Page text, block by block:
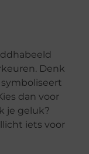
Denk
dan voor
je geluk?
iets voor